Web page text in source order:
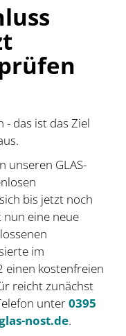
das ist das Ziel
unseren GLAS-
bis jetzt noch
eine neue
im
einen kostenfreien
reicht zunächst
unter0395
nost.de.